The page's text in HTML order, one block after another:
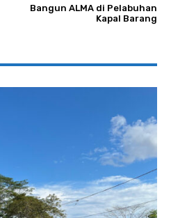
Bangun ALMA di Pelabuhan
Kapal Barang